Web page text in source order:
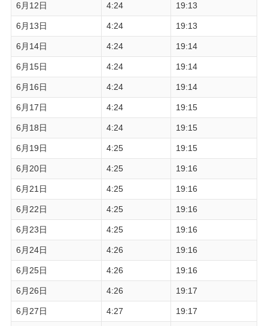
6月12日 4:24 19:13
6月13日 4:24 19:13
6月14日 4:24 19:14
6月15日 4:24 19:14
6月16日 4:24 19:14
6月17日 4:24 19:15
6月18日 4:24 19:15
6月19日 4:25 19:15
6月20日 4:25 19:16
6月21日 4:25 19:16
6月22日 4:25 19:16
6月23日 4:25 19:16
6月24日 4:26 19:16
6月25日 4:26 19:16
6月26日 4:26 19:17
6月27日 4:27 19:17